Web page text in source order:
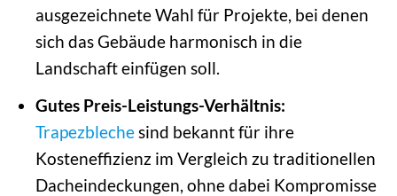
ausgezeichnete Wahl für Projekte, bei denen
sich das Gebäude harmonisch in die
Landschaft einfügen soll.
Gutes Preis-Leistungs-Verhältnis:
Trapezblechesind bekannt für ihre
Kosteneffizienz im Vergleich zu traditionellen
Dacheindeckungen, ohne dabei Kompromisse